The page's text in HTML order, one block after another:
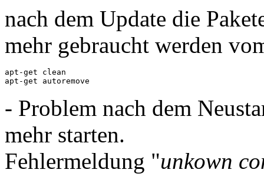
nach dem Update die
mehr gebraucht werden
apt-get clean
apt-get autoremove
- Problem nach dem
mehr starten.
Fehlermeldung "unkown